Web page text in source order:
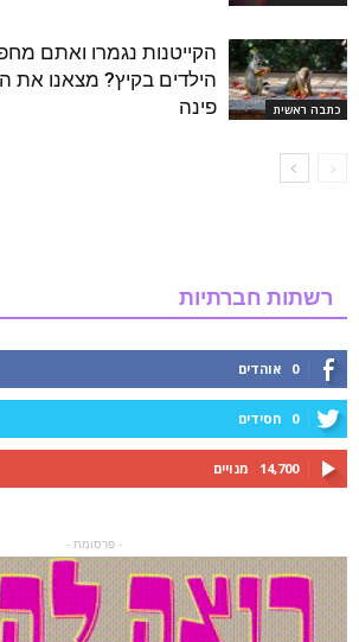
כתבה ראשית
הקייטנות נגמרו ואתם
הילדים בקיץ? מצאנו את
פינה
רשתות חברתיות
0 אוהדים
0 חסידים
14,700 מנויים
- פרסומת -